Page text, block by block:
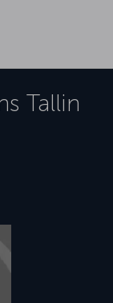
Tallin